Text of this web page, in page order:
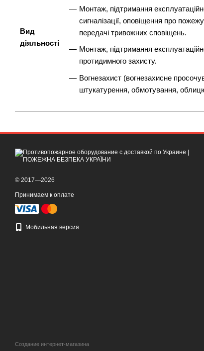
Вид
діяльності
Монтаж, підтримання
сигналізації, оповіщення про
передачі тривожних сповіщень.
Монтаж, підтримання
протидимного захисту.
Вогнезахист (вогнезахисне
штукатурення, обмотування,
© 2017—2026
Принимаем к оплате
Мобильная версия
Создание интернет-магазина